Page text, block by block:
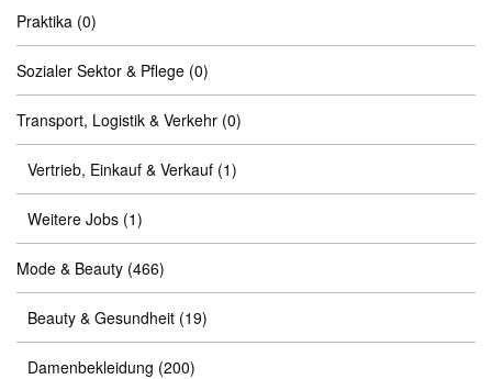
Praktika (0)
Sozialer Sektor & Pflege (0)
Transport, Logistik & Verkehr (0)
Vertrieb, Einkauf & Verkauf (1)
Weitere Jobs (1)
Mode & Beauty (466)
Beauty & Gesundheit (19)
Damenbekleidung (200)